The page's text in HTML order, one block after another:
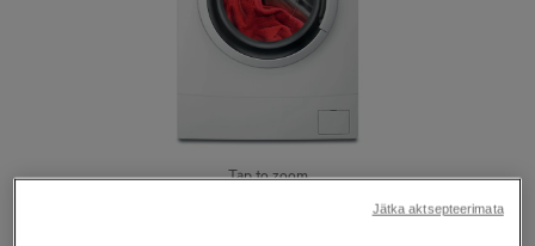
Tap to zoom
Jätka aktsepteerimata